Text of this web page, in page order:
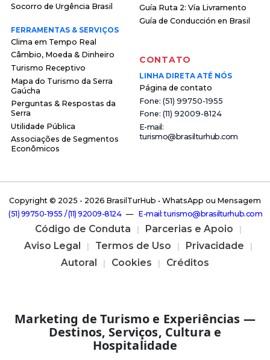
Socorro de Urgência Brasil
FERRAMENTAS & SERVIÇOS
Clima em Tempo Real
Câmbio, Moeda & Dinheiro
Turismo Receptivo
Mapa do Turismo da Serra
Gaúcha
Perguntas & Respostas da
Serra
Utilidade Pública
Associações de Segmentos
Econômicos
Guía Ruta 2: Vía Livramento
Guía de Conducción en Brasil
CONTATO
LINHA DIRETA ATÉ NÓS
Página de contato
F o n e : ( 5 1 ) 9 9 7 5 0 - 1 9 5 5
F o n e : ( 1 1 ) 9 2 0 0 9 - 8 1 2 4
E - m a i l :
t u r i s m o @ b r a s i l t u r h u b . c o m
Copyright © 2025 - 2026 BrasilTurHub • WhatsApp ou Mensagem
( 5 1 ) 9 9 7 5 0 - 1 9 5 5 / ( 1 1 ) 9 2 0 0 9 - 8 1 2 4—E - m a i l : t u r i s m o @ b r a s i l t u r h u b . c o m
Código de Conduta
Parcerias e Apoio
Aviso Legal
Termos de Uso
Privacidade
Autoral
Cookies Créditos
Marketing de Turismo e Experiências —
Destinos, Serviços, Cultura e
Hospitalidade